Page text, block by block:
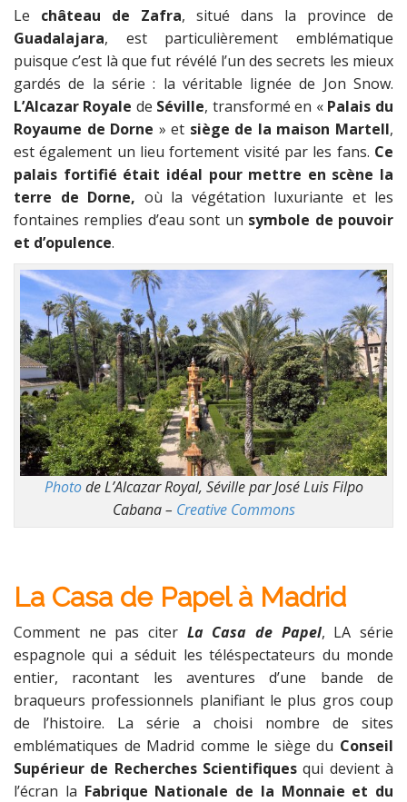
Le château de Zafra, situé dans la province de
Guadalajara, est particulièrement emblématique
puisque c’est là que fut révélé l’un des secrets les mieux
gardés de la série : la véritable lignée de Jon Snow.
L’Alcazar Royale de Séville, transformé en « Palais du
Royaume de Dorne » et siège de la maison Martell,
est également un lieu fortement visité par les fans. Ce
palais fortifié était idéal pour mettre en scène la
terre de Dorne, où la végétation luxuriante et les
fontaines remplies d’eau sont un symbole de pouvoir
et d’opulence.
Photode L’Alcazar Royal, Séville par José Luis Filpo
Cabana – Creative Commons
La Casa de Papel à Madrid
Comment ne pas citer La Casa de Papel, LA série
espagnole qui a séduit les téléspectateurs du monde
entier, racontant les aventures d’une bande de
braqueurs professionnels planifiant le plus gros coup
de l’histoire. La série a choisi nombre de sites
emblématiques de Madrid comme le siège du Conseil
Supérieur de Recherches Scientifiques qui devient à
l’écran la Fabrique Nationale de la Monnaie et du